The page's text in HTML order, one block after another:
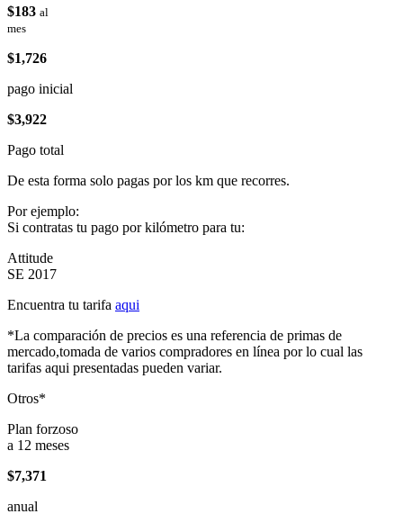
$183 al
mes
$1,726
pago inicial
$3,922
Pago total
De esta forma solo pagas por los km que recorres.
Por ejemplo:
Si contratas tu pago por kilómetro para tu:
Attitude
SE 2017
Encuentra tu tarifa aqui
*La comparación de precios es una referencia de primas de
mercado,tomada de varios compradores en línea por lo cual las
tarifas aqui presentadas pueden variar.
Otros*
Plan forzoso
a 12 meses
$7,371
anual